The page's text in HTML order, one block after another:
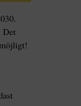
Det